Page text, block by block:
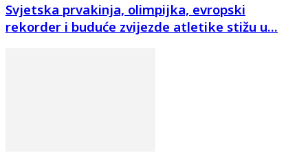
Svjetska prvakinja, olimpijka, evropski
rekorder i buduće zvijezde atletike stižu u...